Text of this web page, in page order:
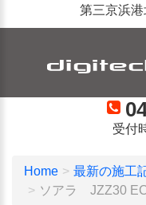
第三京浜
受付
Home
最新の施工
ソアラ JZZ30